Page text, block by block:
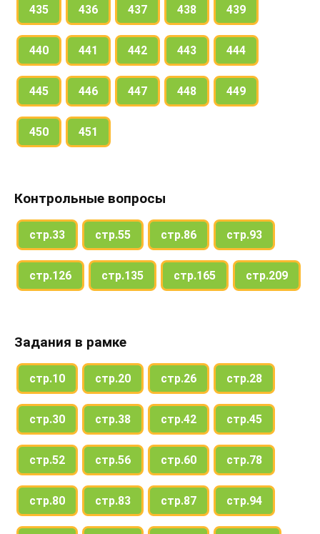
435 436 437 438 439
440 441 442 443 444
445 446 447 448 449
450 451
Контрольные вопросы
стр.33 стр.55 стр.86 стр.93
стр.126 стр.135 стр.165 стр.209
Задания в рамке
стр.10 стр.20 стр.26 стр.28
стр.30 стр.38 стр.42 стр.45
стр.52 стр.56 стр.60 стр.78
стр.80 стр.83 стр.87 стр.94